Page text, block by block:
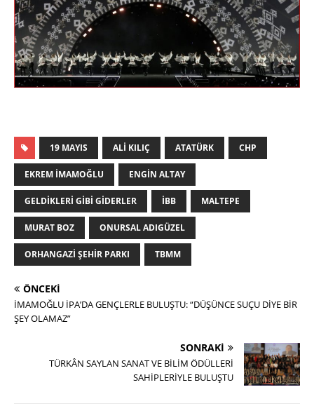
19 MAYIS ALI KILIÇ ATATÜRK CHP
EKREM İMAMOĞLU ENGIN ALTAY
GELDIKLERI GIBI GIDERLER İBB MALTEPE
MURAT BOZ ONURSAL ADIGÜZEL
ORHANGAZI ŞEHIR PARKI TBMM
ÖNCEKI
İMAMOĞLU İPA’DA GENÇLERLE BULUŞTU: “DÜŞÜNCE SUÇU DİYE BİR
ŞEY OLAMAZ”
SONRAKI
TÜRKÂN SAYLAN SANAT VE BİLİM ÖDÜLLERİ
SAHİPLERİYLE BULUŞTU